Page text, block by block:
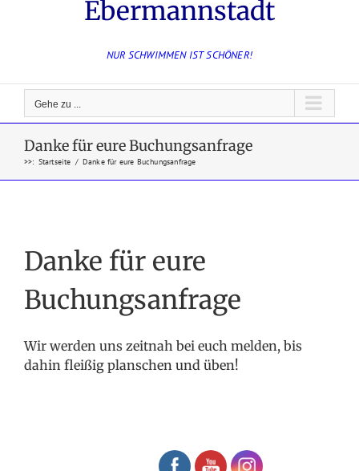
Ebermannstadt
NUR SCHWIMMEN IST SCHÖNER!
Gehe zu ...
Danke für eure Buchungsanfrage
>>: Startseite / Danke für eure Buchungsanfrage
Danke für eure
Buchungsanfrage
Wir werden uns zeitnah bei euch melden, bis
dahin fleißig planschen und üben!